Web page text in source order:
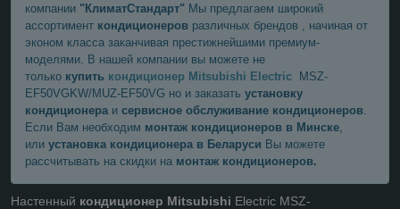
компании "КлиматСтандарт" Мы предлагаем широкий
ассортимент кондиционеров различных брендов , начиная от
эконом класса заканчивая престижнейшими премиум-
моделями. В нашей компании вы можете не
только купить кондиционер Mitsubishi Electric
MSZ-
EF50VGKW/MUZ-EF50VG но и заказать установку
кондиционера и сервисное обслуживание кондиционеров
Если Вам необходим монтаж кондиционеров в Минске
или установка кондиционера в Беларуси Вы можете
рассчитывать на скидки на монтаж кондиционеров.
Настенный кондиционер Mitsubishi Electric MSZ-